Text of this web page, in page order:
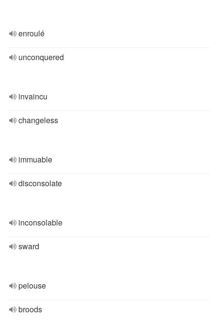
enroulé
unconquered
invaincu
changeless
immuable
disconsolate
inconsolable
sward
pelouse
broods